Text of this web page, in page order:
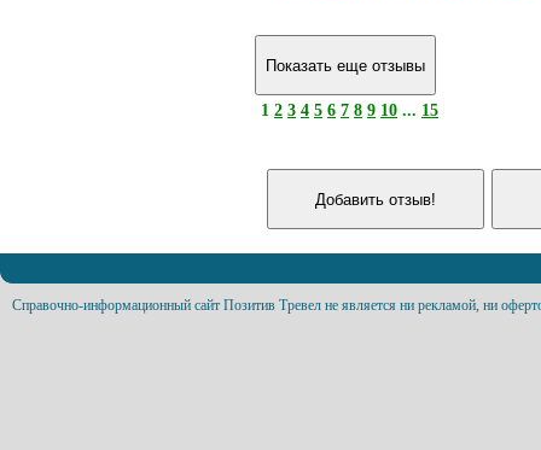
1 2 3 4 5 6 7 8 9 10 ... 15
Справочно-информационный сайт Позитив Тревел не является ни рекламой, ни